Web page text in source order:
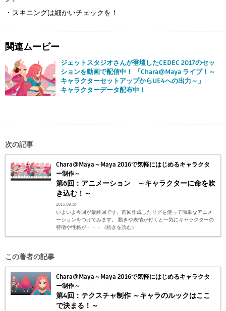
・スキニングは細かいチェックを！
関連ムービー
ジェットスタジオさんが登壇したCEDEC 2017のセッ
ションを動画で配信中！ 「Chara@Maya ライブ！～
キャラクターセットアップからUE4への出力～」
キャラクターデータ配布中！
次の記事
Chara@Maya～Maya 2016で気軽にはじめるキャラクタ
ー制作～
第6回：アニメーション ～キャラクターに命を吹
き込む！～
2015.09.16
いよいよ今回が最終回です。前回作成したリグを使って簡単なアニメ
ーションをつけてみます。 動きや表情が付くと一気にキャラクターの
特徴や性格が・・・（続きを読む）
この著者の記事
Chara@Maya～Maya 2016で気軽にはじめるキャラクタ
ー制作～
第4回：テクスチャ制作 ～キャラのルックはここ
で決まる！～